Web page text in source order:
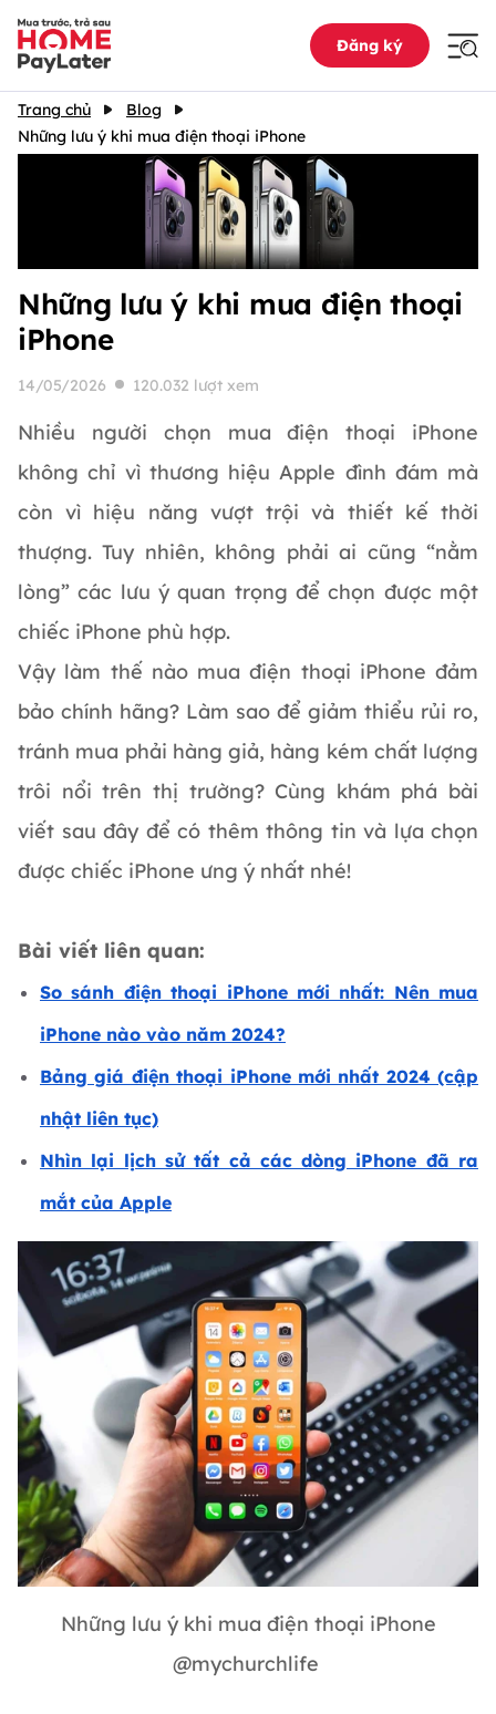
Đăng ký
Trang chủ
Blog
Những lưu ý khi mua điện thoại iPhone
Những lưu ý khi mua điện thoại
iPhone
14/05/2026 120.032 lượt xem
Nhiều người chọn mua điện thoại iPhone
không chỉ vì thương hiệu Apple đình đám mà
còn vì hiệu năng vượt trội và thiết kế thời
thượng. Tuy nhiên, không phải ai cũng “nằm
lòng” các lưu ý quan trọng để chọn được một
chiếc iPhone phù hợp.
Vậy làm thế nào mua điện thoại iPhone đảm
bảo chính hãng? Làm sao để giảm thiểu rủi ro,
tránh mua phải hàng giả, hàng kém chất lượng
trôi nổi trên thị trường? Cùng khám phá bài
viết sau đây để có thêm thông tin và lựa chọn
được chiếc iPhone ưng ý nhất nhé!
Bài viết liên quan:
So sánh điện thoại iPhone mới nhất: Nên mua
iPhone nào vào năm 2024?
Bảng giá điện thoại iPhone mới nhất 2024 (cập
nhật liên tục)
Nhìn lại lịch sử tất cả các dòng iPhone đã ra
mắt của Apple
Những lưu ý khi mua điện thoại iPhone
@mychurchlife